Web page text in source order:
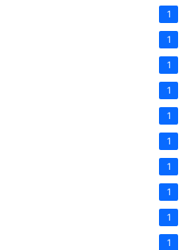
1
1
1
1
1
1
1
1
1
1